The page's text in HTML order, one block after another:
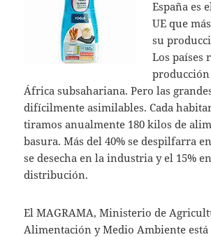
España es
UE que
su
Los países
producción
África subsahariana. Pero las
difícilmente asimilables. Cada
tiramos anualmente 180 kilos de
basura. Más del 40% se despilfarra
se desecha en la industria y el 15%
distribución.
El MAGRAMA, Ministerio de
Alimentación y Medio Ambiente